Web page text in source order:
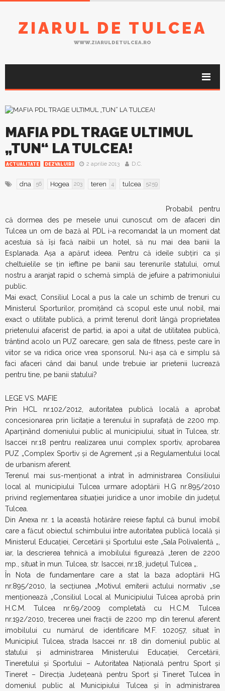
ZIARUL DE TULCEA
WWW.ZIARULDETULCEA.RO
MAFIA PDL TRAGE ULTIMUL
„TUN“ LA TULCEA!
ACTUALITATE DEZVALUIRI 2 aprilie 2013 D.C.
dna 56 Hogea 203 teren 4 tulcea 5259
Probabil pentru
că dormea des pe mesele unui cunoscut om de afaceri din
Tulcea un om de bază al PDL i-a recomandat la un moment dat
acestuia să îşi facă naibii un hotel, să nu mai dea banii la
Esplanada. Aşa a apărut ideea. Pentru că ideile subţiri ca şi
cheltuielile se ţin ieftine pe banii sau terenurile statului, omul
nostru a aranjat rapid o schemă simplă de jefuire a patrimoniului
public.
Mai exact, Consiliul Local a pus la cale un schimb de trenuri cu
Ministerul Sporturilor, promiţând că scopul este unul nobil, mai
exact o utilitate publică, a primit terenul dorit lângă proprietatea
prietenului afacerist de partid, ia apoi a uitat de utilitatea publică,
trântind acolo un PUZ oarecare, gen sala de fitness, peste care în
viitor se va ridica orice vrea sponsorul. Nu-i aşa că e simplu să
faci afaceri când dai banul unde trebuie iar prietenii lucrează
pentru tine, pe banii statului?
LEGE VS. MAFIE
Prin HCL nr.102/2012, autoritatea publică locală a aprobat
concesionarea prin licitaţie a terenului în suprafaţă de 2200 mp.
Aparţinând domeniului public al municipiului, situat în Tulcea, str.
Isaccei nr.18 pentru realizarea unui complex sportiv, aprobarea
PUZ „Complex Sportiv şi de Agrement „şi a Regulamentului local
de urbanism aferent.
Terenul mai sus-menţionat a intrat în administrarea Consiliului
local al municipiului Tulcea urmare adoptării H.G nr.895/2010
privind reglementarea situaţiei juridice a unor imobile din judeţul
Tulcea.
Din Anexa nr. 1 la această hotărâre reiese faptul că bunul imobil
care a făcut obiectul schimbului între autoritatea publică locală şi
Ministerul Educaţiei, Cercetării şi Sportului este „Sala Polivalentă „,
iar, la descrierea tehnică a imobilului figurează „teren de 2200
mp., situat în mun. Tulcea, str. Isaccei, nr.18, judeţul Tulcea „.
În Nota de fundamentare care a stat la baza adoptării HG
nr.895/2010, la secţiunea „Motivul emiterii actului normativ „se
menţionează „Consiliul Local al Municipiului Tulcea aprobă prin
H.C.M. Tulcea nr.69/2009 completată cu H.C.M. Tulcea
nr.192/2010, trecerea unei fracţii de 2200 mp din terenul aferent
imobilului cu numărul de identificare M.F. 102057, situat în
Municipiul Tulcea, strada Isaccei nr. 18 din domeniul public al
statului şi administrarea Ministerului Educaţiei, Cercetării,
Tineretului şi Sportului – Autoritatea Naţională pentru Sport şi
Tineret – Direcţia Judeţeană pentru Sport şi Tineret Tulcea în
domeniul public al Municipiului Tulcea şi în administrarea